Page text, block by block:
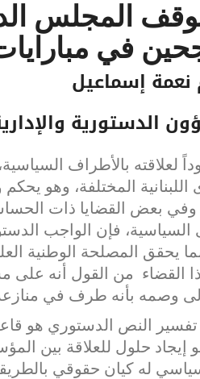
المجلس
في
نعمة إسماعيل
الدستورية
لعلاقته بالأطراف
اللبنانية المختلفة، وهو
وفي بعض القضايا ذات
السياسية، فإن الواجب
يحقق المصلحة الوطنية
القضاء من القول أنه على
وصمه بأنه طرف في منازعة
النص الدستوري هو
إيجاد حلول للعلاقة بين
له كيان حقوقي بالطريقة